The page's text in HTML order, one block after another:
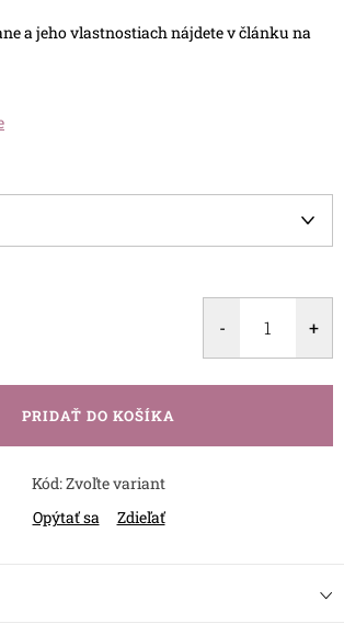
a jeho vlastnostiach nájdete v článku na
PRIDAŤ DO KOŠÍKA
Kód:Zvoľte variant
Opýtať sa
Zdieľať